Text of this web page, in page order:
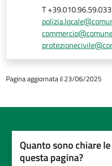
T +39.010.96.59.033
Pagina aggiornata il 23/06/2025
Quanto sono chiare
questa pagina?